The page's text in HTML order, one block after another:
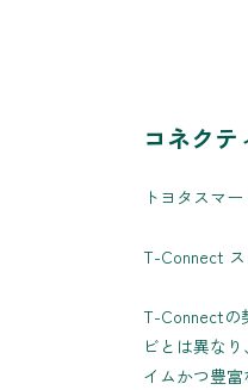
コネク
トヨタスマ
T-Connect ス
T-Connectの
ビとは異な
イムかつ豊